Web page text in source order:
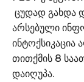
ცუდად გახდა
არსებული
ინტოქსიკაცია
თითქმის 8
დაიღუპა.